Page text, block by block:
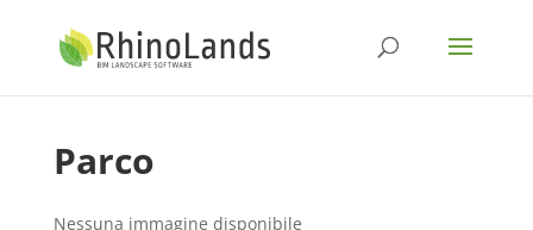
Parco
Nessuna immagine disponibile